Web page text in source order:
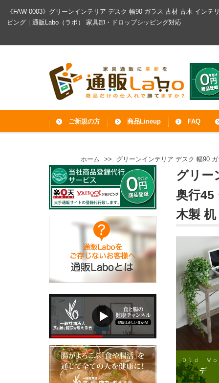
《FAW-0003》グリーンインテリア デスク 幅90 ガラス 古材 古木 イン
ピング｜通販Labo（ラボ） 家具卸・ドロップシッピング対応
ご新規の方 商品Lineup FAQ
ホーム >> グリーンインテリア デスク 幅90
グリー
奥行45
木製